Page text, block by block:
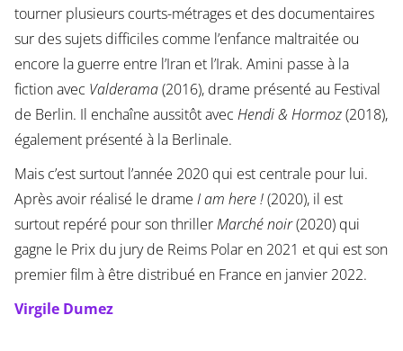
tourner plusieurs courts-métrages et des documentaires
sur des sujets difficiles comme l’enfance maltraitée ou
encore la guerre entre l’Iran et l’Irak. Amini passe à la
fiction avec Valderama(2016), drame présenté au Festival
de Berlin. Il enchaîne aussitôt avec Hendi & Hormoz(2018),
également présenté à la Berlinale.
Mais c’est surtout l’année 2020 qui est centrale pour lui.
Après avoir réalisé le drame I am here !(2020), il est
surtout repéré pour son thrillerMarché noir(2020) qui
gagne le Prix du jury de Reims Polar en 2021 et qui est son
premier film à être distribué en France en janvier 2022.
Virgile Dumez